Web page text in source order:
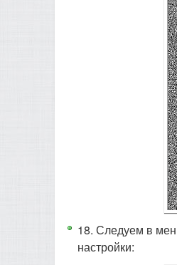
18. Следуем в
настройки: